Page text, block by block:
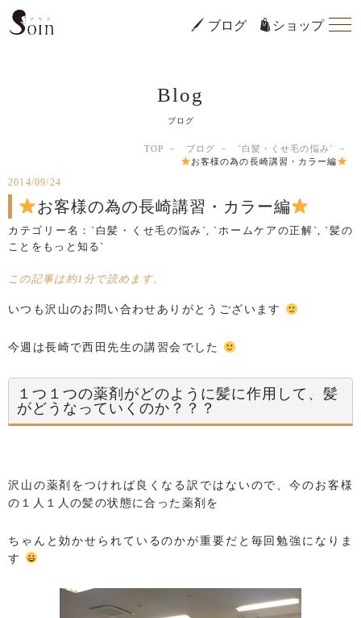
ブログ ショップ
Blog
ブログ
TOP ブログ
`白髪・くせ毛の悩み`
お客様の為の長崎講習・カラー編
2014/09/24
お客様の為の長崎講習・カラー編
カテゴリー名： `白髪・くせ毛の悩み`, `ホームケアの正解`, `髪の
ことをもっと知る`
この記事は約1分で読めます。
いつも沢山のお問い合わせありがとうございます
今週は長崎で西田先生の講習会でした
１つ１つの薬剤がどのように髪に作用して、髪
がどうなっていくのか？？？
沢山の薬剤をつければ良くなる訳ではないので、今のお客様
の１人１人の髪の状態に合った薬剤を
ちゃんと効かせられているのかが重要だと毎回勉強になりま
す